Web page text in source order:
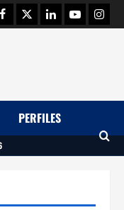
Facebook
TwitterLinkedinYoutube
PERFILES